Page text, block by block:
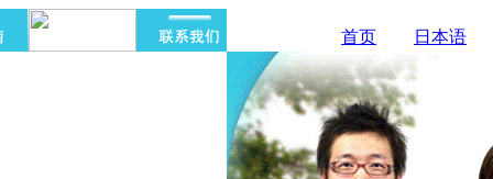
首页 日本语